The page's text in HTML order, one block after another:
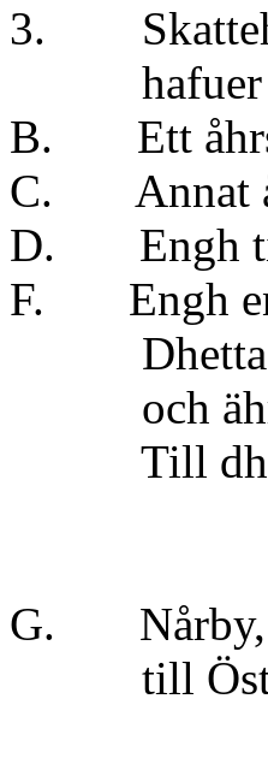
3.
hafuer i
B. Ett
C. Annat
D.
F. Engh
Dhetta
och ähr 4
Till
G. Nårby,
till